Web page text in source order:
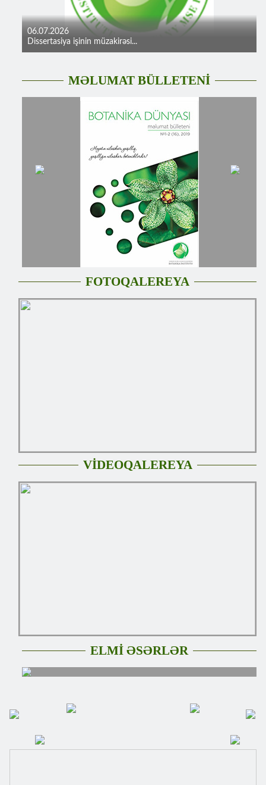
06.07.2026
Dissertasiya işinin müzakirəsi...
MƏLUMAT BÜLLETENİ
FOTOQALEREYA
VİDEOQALEREYA
ELMİ ƏSƏRLƏR